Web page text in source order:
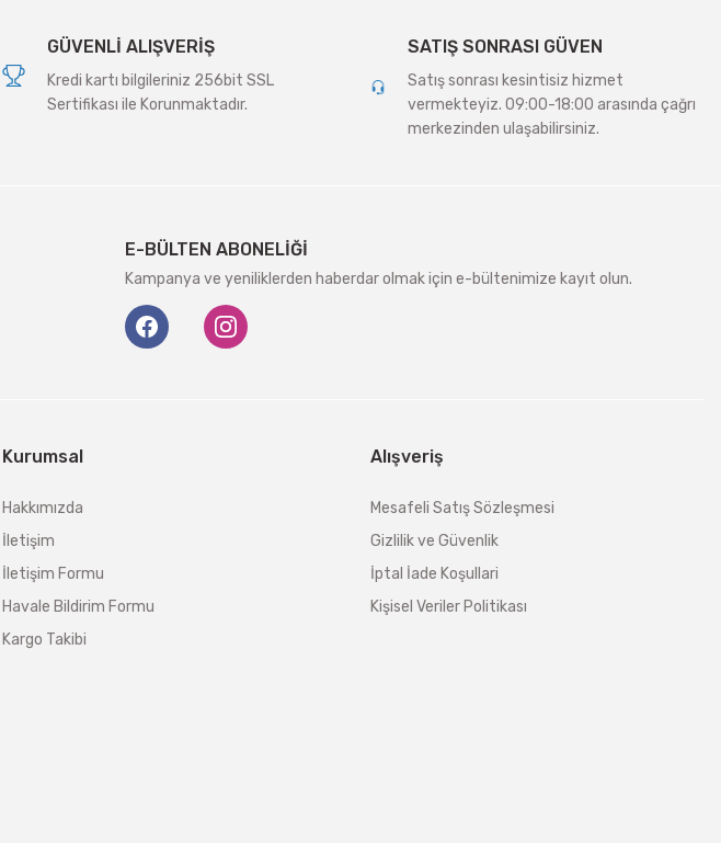
GÜVENLİ ALIŞVERİŞ
Kredi kartı bilgileriniz 256bit SSL
Sertifikası ile Korunmaktadır.
SATIŞ SONRASI GÜVEN
Satış sonrası kesintisiz hizmet
vermekteyiz. 09:00-18:00 arasında çağrı
merkezinden ulaşabilirsiniz.
E-BÜLTEN ABONELİĞİ
Kampanya ve yeniliklerden haberdar olmak için e-bültenimize kayıt olun.
Kurumsal
Hakkımızda
İletişim
İletişim Formu
Havale Bildirim Formu
Kargo Takibi
Alışveriş
Mesafeli Satış Sözleşmesi
Gizlilik ve Güvenlik
İptal İade Koşullari
Kişisel Veriler Politikası